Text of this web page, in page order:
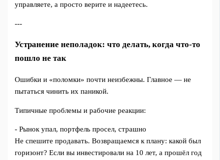
управляете, а просто верите и надеетесь.
---
Устранение неполадок: что делать, когда что-то
пошло не так
Ошибки и «поломки» почти неизбежны. Главное — не
пытаться чинить их паникой.
Типичные проблемы и рабочие реакции:
- Рынок упал, портфель просел, страшно
Не спешите продавать. Возвращаемся к плану: какой был
горизонт? Если вы инвестировали на 10 лет, а прошёл год